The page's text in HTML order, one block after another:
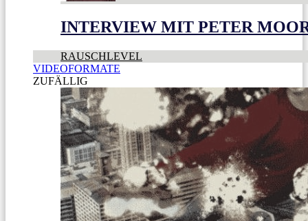
INTERVIEW MIT PETER
RAUSCHLEVEL
VIDEOFORMATE
ZUFÄLLIG